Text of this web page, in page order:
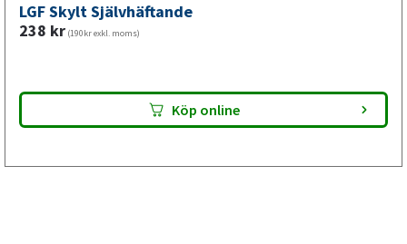
LGF Skylt Självhäftande
238 kr (190kr exkl. moms)
Köp online